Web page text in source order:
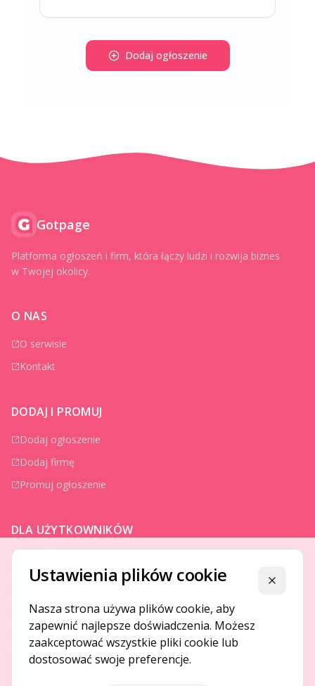
Dodaj ogłoszenie
Gotpage
Platforma ogłoszeń i firm, która łączy ludzi i rozwija biznes
w Twojej okolicy.
O NAS
O serwisie
Kontakt
DODAJ I PROMUJ
Dodaj ogłoszenie
Dodaj firmę
Promuj ogłoszenie
DLA UŻYTKOWNIKÓW
Jak to działa
Bezpieczeństwo
Usługi premium
Regulamin
Ustawienia plików cookie Zamknij
Nasza strona używa plików cookie, aby
zapewnić najlepsze doświadczenia. Możesz
zaakceptować wszystkie pliki cookie lub
dostosować swoje preferencje.